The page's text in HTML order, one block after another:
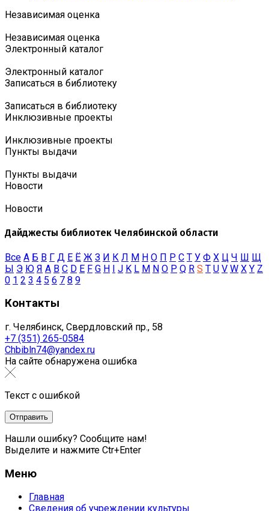
Независимая оценка
Независимая оценка
Электронный каталог
Электронный каталог
Записаться в библиотеку
Записаться в библиотеку
Инклюзивные проекты
Инклюзивные проекты
Пункты выдачи
Пункты выдачи
Новости
Новости
Дайджесты библиотек Челябинской области
Все А Б В Г Д Е Ё Ж З И К Л М Н О П Р С Т У Ф Х Ц Ч Ш Щ
Ы Э Ю Я A B C D E F G H I J K L M N O P Q R S T U V W X Y Z
0 1 2 3 4 5 6 7 8 9
Контакты
г. Челябинск, Свердловский пр., 58
+7 (351) 265-0584
Chbibln74@yandex.ru
На сайте обнаружена ошибка
Текст с ошибкой
Нашли ошибку? Сообщите нам!
Выделите и нажмите Ctr+Enter
Меню
Главная
Сведения об учреждении культуры